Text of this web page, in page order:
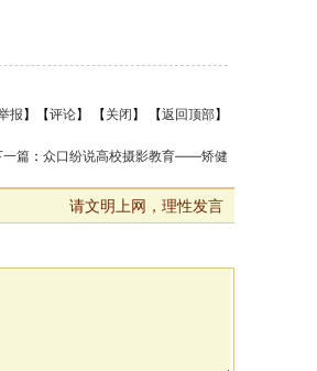
报】【评论】 【关闭】 【返回顶部】
一篇： 众口纷说高校摄影教育——矫健
请文明上网，理性发言